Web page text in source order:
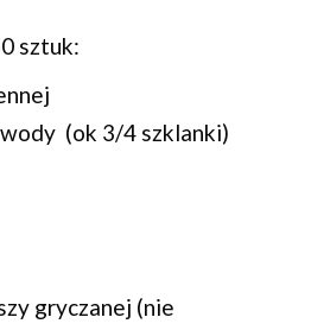
sztuk:
(ok 3/4 szklanki)
gryczanej (nie